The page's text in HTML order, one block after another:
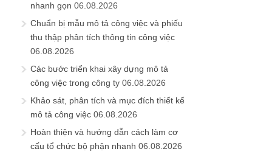
nhanh gọn 06.08.2026
Chuẩn bị mẫu mô tả công việc và phiếu
thu thập phân tích thông tin công việc
06.08.2026
Các bước triển khai xây dựng mô tả
công việc trong công ty 06.08.2026
Khảo sát, phân tích và mục đích thiết kế
mô tả công việc 06.08.2026
Hoàn thiện và hướng dẫn cách làm cơ
cấu tổ chức bộ phận nhanh 06.08.2026